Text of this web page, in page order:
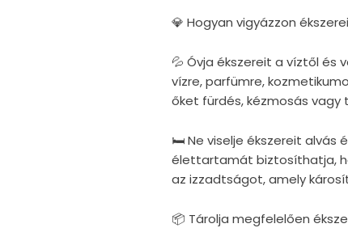
💎 Hogyan vigyázzon
💦 Óvja ékszereit a víztől és
vízre, parfümre,
őket fürdés, kézmosás
🛏 Ne viselje ékszereit alvás
élettartamát biztosíthatja,
az izzadtságot, amely
📦 Tárolja megfelelően